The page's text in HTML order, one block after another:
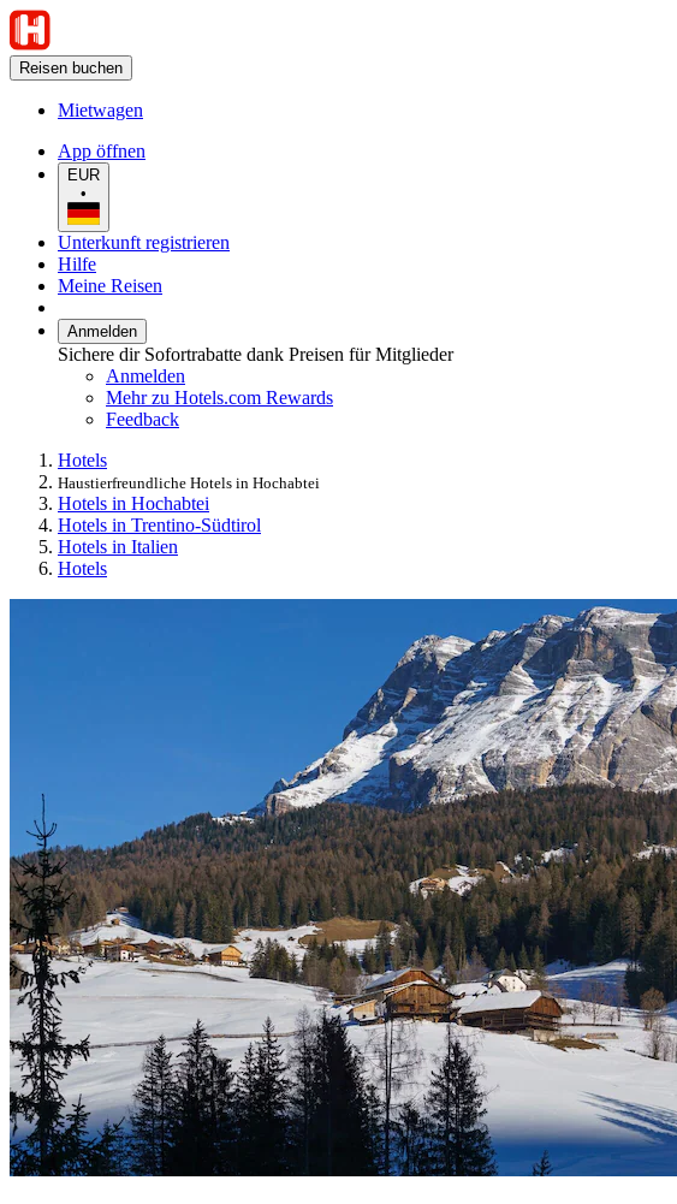
Reisen buchen
Mietwagen
App öffnen
EUR
•
Unterkunft registrieren
Hilfe
Meine Reisen
Anmelden
Sichere dir Sofortrabatte dank Preisen für Mitglieder
Anmelden
Mehr zu Hotels.com Rewards
Feedback
Hotels
Haustierfreundliche Hotels in Hochabtei
Hotels in Hochabtei
Hotels in Trentino-Südtirol
Hotels in Italien
Hotels